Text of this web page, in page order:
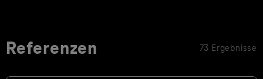
Referenzen 73 Ergebnisse